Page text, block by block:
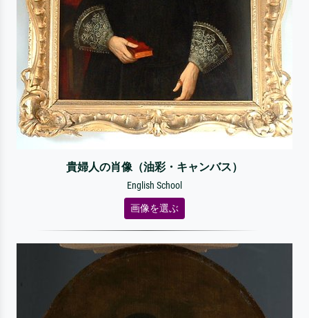
貴婦人の肖像（油彩・キャンバス）
English School
画像を選ぶ